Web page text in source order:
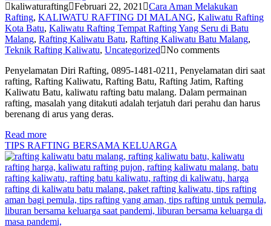
kaliwaturafting Februari 22, 2021
Cara Aman Melakukan
Rafting, KALIWATU RAFTING DI MALANG, Kaliwatu Rafting
Kota Batu, Kaliwatu Rafting Tempat Rafting Yang Seru di Batu
Malang, Rafting Kaliwatu Batu, Rafting Kaliwatu Batu Malang,
Teknik Rafting Kaliwatu, Uncategorized
No comments
Penyelamatan Diri Rafting, 0895-1481-0211, Penyelamatan diri saat
rafting, Rafting Kaliwatu, Rafting Batu, Rafting Jatim, Rafting
Kaliwatu Batu, kaliwatu rafting batu malang. Dalam permainan
rafting, masalah yang ditakuti adalah terjatuh dari perahu dan harus
berenang di arus yang deras.
Read more
TIPS RAFTING BERSAMA KELUARGA